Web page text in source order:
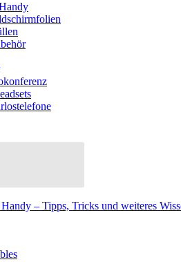
– Tipps, Tricks und weiteres